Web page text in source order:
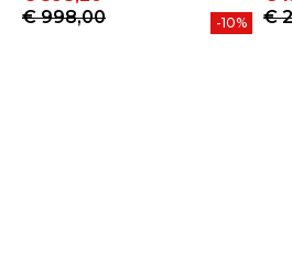
Prijs
Normale prijs
€ 998,00 -10% €